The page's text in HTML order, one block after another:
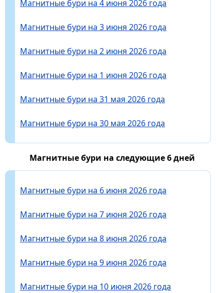
Магнитные бури на 4 июня 2026 года
Магнитные бури на 3 июня 2026 года
Магнитные бури на 2 июня 2026 года
Магнитные бури на 1 июня 2026 года
Магнитные бури на 31 мая 2026 года
Магнитные бури на 30 мая 2026 года
Магнитные бури на следующие 6 дней
Магнитные бури на 6 июня 2026 года
Магнитные бури на 7 июня 2026 года
Магнитные бури на 8 июня 2026 года
Магнитные бури на 9 июня 2026 года
Магнитные бури на 10 июня 2026 года